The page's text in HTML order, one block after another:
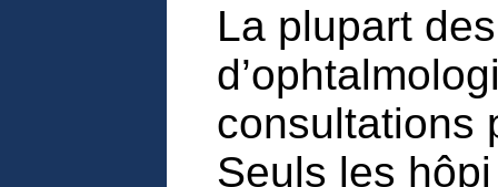
La plupart
consultations
Seuls les